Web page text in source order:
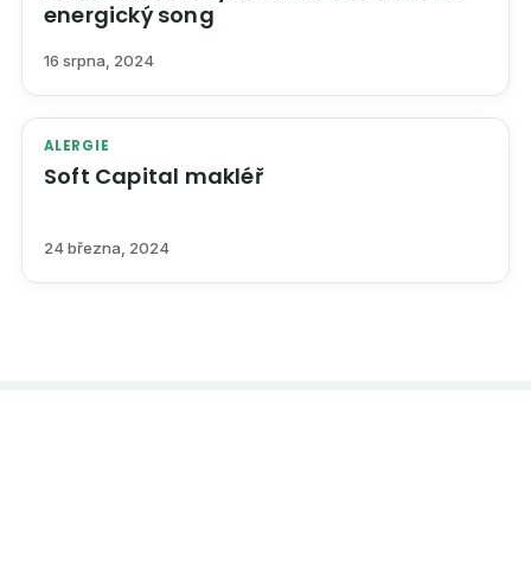
energický song
16 srpna, 2024
ALERGIE
Soft Capital makléř
24 března, 2024